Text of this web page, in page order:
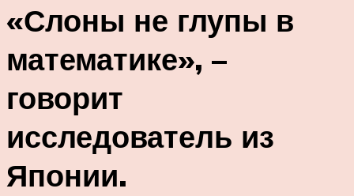
«Слоны не глупы в
математике», –
говорит
исследователь из
Японии.